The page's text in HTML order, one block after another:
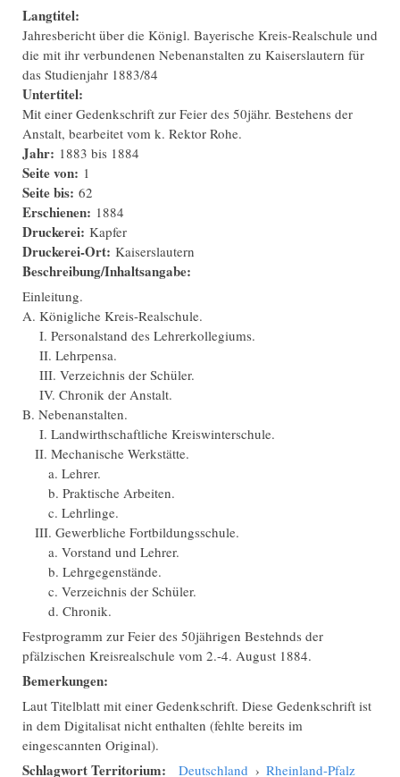
Langtitel:
Jahresbericht über die Königl. Bayerische Kreis-Realschule und
die mit ihr verbundenen Nebenanstalten zu Kaiserslautern für
das Studienjahr 1883/84
Untertitel:
Mit einer Gedenkschrift zur Feier des 50jähr. Bestehens der
Anstalt, bearbeitet vom k. Rektor Rohe.
Jahr: 1883 bis 1884
Seite von: 1
Seite bis: 62
Erschienen: 1884
Druckerei: Kapfer
Druckerei-Ort: Kaiserslautern
Beschreibung/Inhaltsangabe:
Einleitung.
A. Königliche Kreis-Realschule.
I. Personalstand des Lehrerkollegiums.
II. Lehrpensa.
III. Verzeichnis der Schüler.
IV. Chronik der Anstalt.
B. Nebenanstalten.
I. Landwirthschaftliche Kreiswinterschule.
II. Mechanische Werkstätte.
a. Lehrer.
b. Praktische Arbeiten.
c. Lehrlinge.
III. Gewerbliche Fortbildungsschule.
a. Vorstand und Lehrer.
b. Lehrgegenstände.
c. Verzeichnis der Schüler.
d. Chronik.
Festprogramm zur Feier des 50jährigen Bestehnds der
pfälzischen Kreisrealschule vom 2.-4. August 1884.
Bemerkungen:
Laut Titelblatt mit einer Gedenkschrift. Diese Gedenkschrift ist
in dem Digitalisat nicht enthalten (fehlte bereits im
eingescannten Original).
Schlagwort Territorium: Deutschland › Rheinland-Pfalz